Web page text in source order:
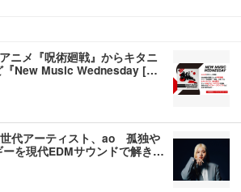
ニメ『呪術廻戦』からキタニ
『New Music Wednesday […
代アーティスト、ao 孤独や
を現代EDMサウンドで解き…